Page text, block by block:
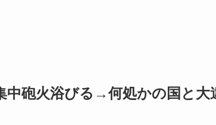
中砲火浴びる→何処かの国と大